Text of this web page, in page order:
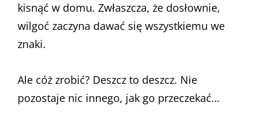
kisnąć w domu. Zwłaszcza, że dosłownie,
wilgoć zaczyna dawać się wszystkiemu we
znaki.
Ale cóż zrobić? Deszcz to deszcz. Nie
pozostaje nic innego, jak go przeczekać…